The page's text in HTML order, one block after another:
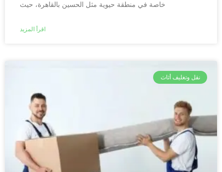
خاصة في منطقة حيوية مثل الحسين بالقاهرة، حيث
اقرأ المزيد
نقل وتغليف أثاث